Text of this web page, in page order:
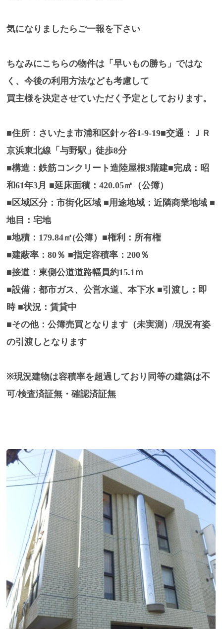
気になりましたらご一報を下さい
ちなみにこちらの物件は「早いもの勝ち」ではな
く、今後の利用方法なども考慮して
買主様を決定させていただく予定としております。
■住所：さいたま市浦和区針ヶ谷1-9-19■交通：ＪＲ
京浜東北線「与野駅」徒歩8分
■構造：鉄筋コンクリート造陸屋根3階建■完成：昭
和61年3月 ■延床面積：420.05㎡（公簿）
■区域区分：市街化区域 ■用途地域：近隣商業地域 ■
地目：宅地
■地積：179.84㎡(公簿）■権利：所有権
■建蔽率：80％ ■指定容積率：200％
■接道：東側公道道路幅員約15.1ｍ
■設備：都市ガス、公営水道、本下水 ■引渡し：即
時 ■状況：賃貸中
■その他：公簿売買となります（未実測）/現況有姿
の引渡しとなります
※現況建物は容積率を超過しており同等の建築は不
可/検査済証無・確認済証無